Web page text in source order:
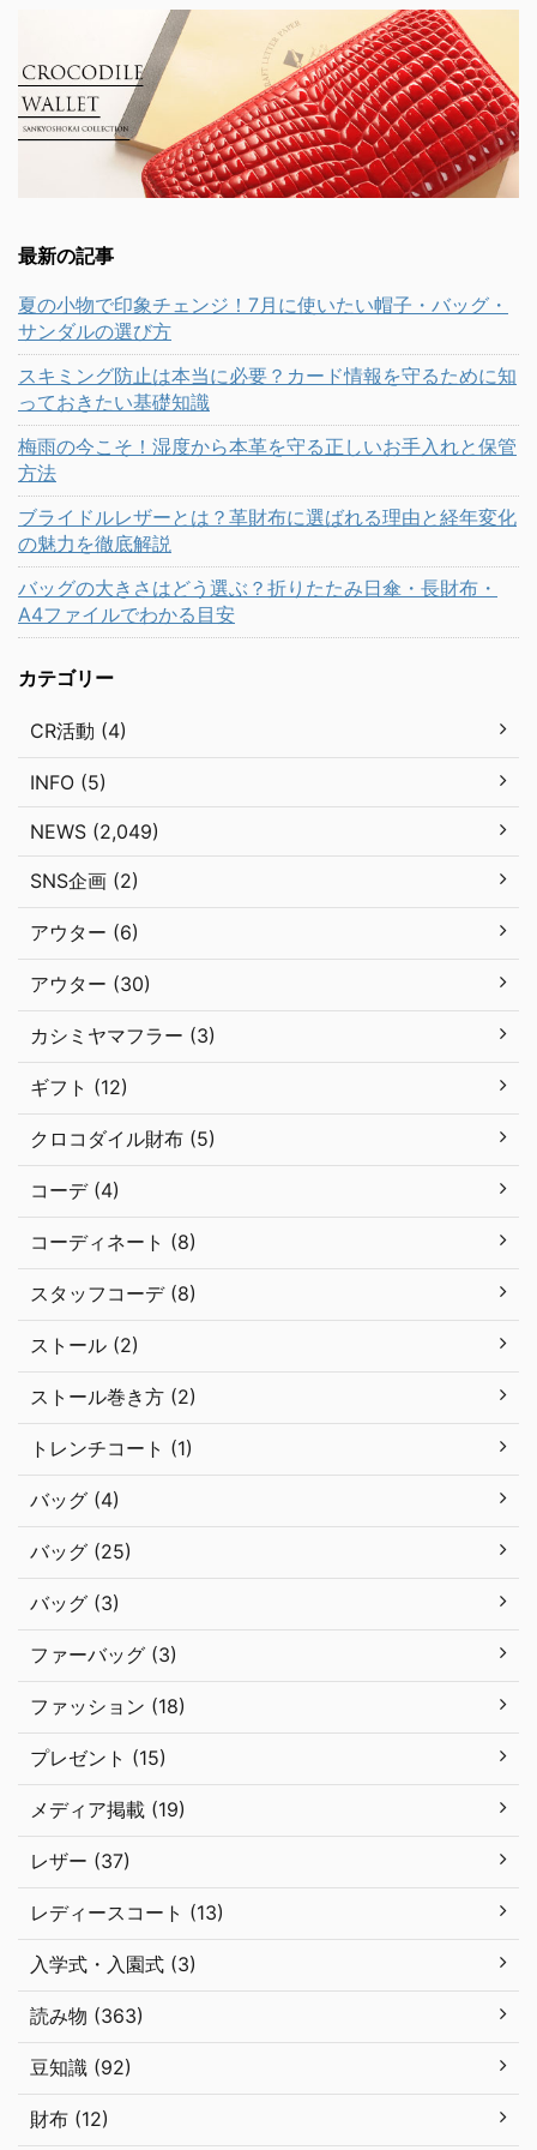
最新の記事
夏の小物で印象チェンジ！7月に使いたい帽子・バッグ・
サンダルの選び方
スキミング防止は本当に必要？カード情報を守るために知
っておきたい基礎知識
梅雨の今こそ！湿度から本革を守る正しいお手入れと保管
方法
ブライドルレザーとは？革財布に選ばれる理由と経年変化
の魅力を徹底解説
バッグの大きさはどう選ぶ？折りたたみ日傘・長財布・
A4ファイルでわかる目安
カテゴリー
CR活動 (4)
INFO (5)
NEWS (2,049)
SNS企画 (2)
アウター (6)
アウター (30)
カシミヤマフラー (3)
ギフト (12)
クロコダイル財布 (5)
コーデ (4)
コーディネート (8)
スタッフコーデ (8)
ストール (2)
ストール巻き方 (2)
トレンチコート (1)
バッグ (4)
バッグ (25)
バッグ (3)
ファーバッグ (3)
ファッション (18)
プレゼント (15)
メディア掲載 (19)
レザー (37)
レディースコート (13)
入学式・入園式 (3)
読み物 (363)
豆知識 (92)
財布 (12)